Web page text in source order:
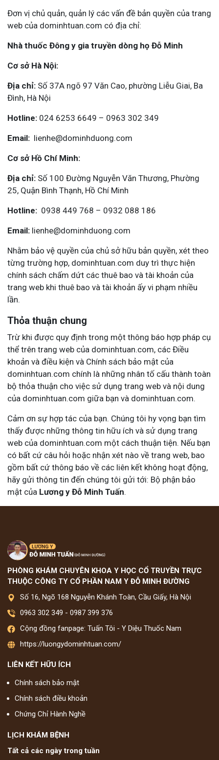
Đơn vị chủ quản, quản lý các vấn đề bản quyền của trang
web của dominhtuan.com có địa chỉ:
Nhà thuốc Đông y gia truyền dòng họ Đỗ Minh
Cơ sở Hà Nội:
Địa chỉ: Số 37A ngõ 97 Văn Cao, phường Liễu Giai, Ba
Đình, Hà Nội
Hotline: 024 6253 6649 – 0963 302 349
Email: lienhe@dominhduong.com
Cơ sở Hồ Chí Minh:
Địa chỉ: Số 100 Đường Nguyễn Văn Thương, Phường
25, Quận Bình Thạnh, Hồ Chí Minh
Hotline: 0938 449 768 – 0932 088 186
Email: lienhe@dominhduong.com
Nhằm bảo vệ quyền của chủ sở hữu bản quyền, xét theo
từng trường hợp, dominhtuan.com duy trì thực hiện
chính sách chấm dứt các thuê bao và tài khoản của
trang web khi thuê bao và tài khoản ấy vi phạm nhiều
lần.
Thỏa thuận chung
Trừ khi được quy định trong một thông báo hợp pháp cụ
thể trên trang web của dominhtuan.com, các Điều
khoản và điều kiện và Chính sách bảo mật của
dominhtuan.com chính là những nhân tố cấu thành toàn
bộ thỏa thuận cho việc sử dụng trang web và nội dung
của dominhtuan.com giữa bạn và dominhtuan.com.
Cảm ơn sự hợp tác của bạn. Chúng tôi hy vọng bạn tìm
thấy được những thông tin hữu ích và sử dụng trang
web của dominhtuan.com một cách thuận tiện. Nếu bạn
có bất cứ câu hỏi hoặc nhận xét nào về trang web, bao
gồm bất cứ thông báo về các liên kết không hoạt động,
hãy gửi thông tin đến chúng tôi gửi tới: Bộ phận bảo
mật của Lương y Đỗ Minh Tuấn.
PHÒNG KHÁM CHUYÊN KHOA Y HỌC CỔ TRUYỀN TRỰC
THUỘC CÔNG TY CỔ PHẦN NAM Y ĐỖ MINH ĐƯỜNG
Số 16, Ngõ 168 Nguyễn Khánh Toàn, Cầu Giấy, Hà Nội
0963 302 349 - 0987 399 376
Cộng đồng fanpage: Tuấn Tôi - Y Diệu Thuốc Nam
https://luongydominhtuan.com/
LIÊN KẾT HỮU ÍCH
Chính sách bảo mật
Chính sách điều khoản
Chứng Chỉ Hành Nghề
LỊCH KHÁM BỆNH
Tất cả các ngày trong tuần